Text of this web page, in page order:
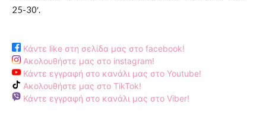
25-30′.
Κάντε like στη σελίδα μας στο facebook!
Ακολουθήστε μας στο instagram!
Κάντε εγγραφή στο κανάλι μας στο Youtube!
Ακολουθήστε μας στο TikTok!
Κάντε εγγραφή στο κανάλι μας στο Viber!